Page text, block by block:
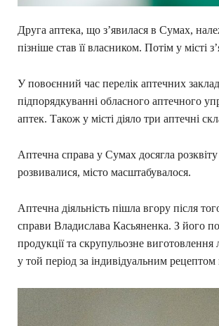
Друга аптека, що з’явилася в Сумах,
пізніше став її власником. Потім у місті
У повоєнний час перелік аптечних
підпорядкуванні обласного аптечного
аптек. Також у місті діяло три аптечні
Аптечна справа у Сумах досягла
розвивалися, місто масштабувалося.
Аптечна діяльність пішла вгору після
справи Владислава Касьяненка. З його
продукції та скрупульозне виготовлення
у той період за індивідуальним рецептом